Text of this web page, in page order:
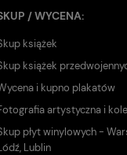
/ WYCENA:
książek
książek
i kupno plakatów
artystyczna i
płyt winylowych -
Lublin